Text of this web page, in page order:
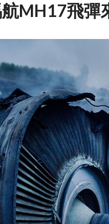
MH17飛彈